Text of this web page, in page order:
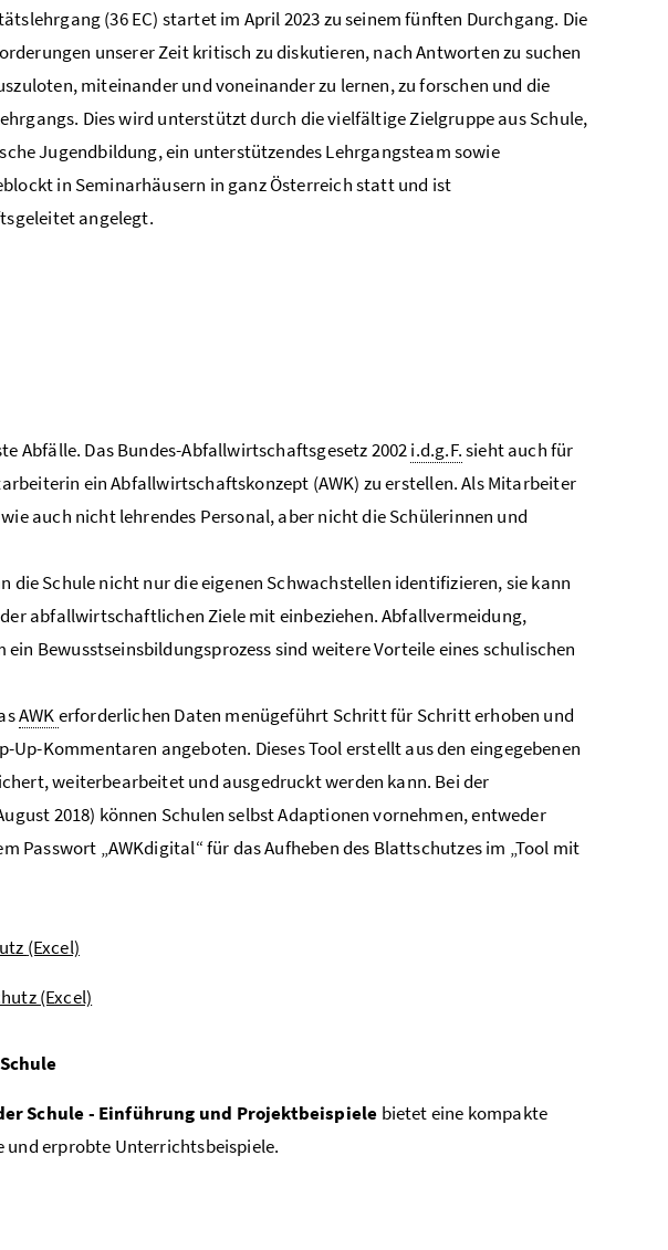
(36 EC) startet im April 2023 zu seinem fünften Durchgang. Die
unserer Zeit kritisch zu diskutieren, nach Antworten zu suchen
miteinander und voneinander zu lernen, zu forschen und die
Dies wird unterstützt durch die vielfältige Zielgruppe aus Schule,
Jugendbildung, ein unterstützendes Lehrgangsteam sowie
in Seminarhäusern in ganz Österreich statt und ist
angelegt.
Abfälle. Das Bundes-Abfallwirtschaftsgesetz 2002i.d.g.F.sieht auch für
ein Abfallwirtschaftskonzept (AWK) zu erstellen. Als Mitarbeiter
auch nicht lehrendes Personal, aber nicht die Schülerinnen und
die Schule nicht nur die eigenen Schwachstellen identifizieren, sie kann
abfallwirtschaftlichen Ziele mit einbeziehen. Abfallvermeidung,
Bewusstseinsbildungsprozess sind weitere Vorteile eines schulischen
AWKerforderlichen Daten menügeführt Schritt für Schritt erhoben und
Kommentaren angeboten. Dieses Tool erstellt aus den eingegebenen
weiterbearbeitet und ausgedruckt werden kann. Bei der
2018) können Schulen selbst Adaptionen vornehmen, entweder
Passwort „AWKdigital“ für das Aufheben des Blattschutzes im „Tool mit
(Excel)
(Excel)
Schule - Einführung und Projektbeispiele bietet eine kompakte
erprobte Unterrichtsbeispiele.